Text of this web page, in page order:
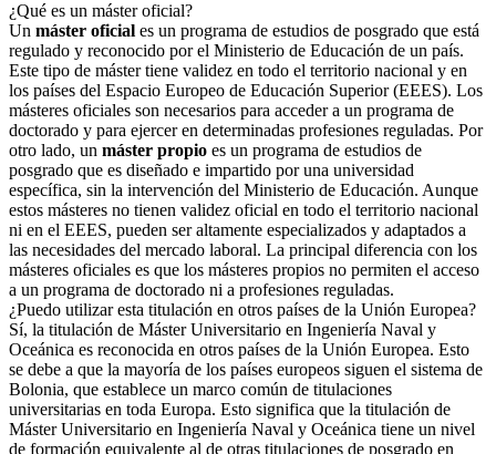
¿Qué es un máster oficial?
Un máster oficial es un programa de estudios de posgrado que está
regulado y reconocido por el Ministerio de Educación de un país.
Este tipo de máster tiene validez en todo el territorio nacional y en
los países del Espacio Europeo de Educación Superior (EEES). Los
másteres oficiales son necesarios para acceder a un programa de
doctorado y para ejercer en determinadas profesiones reguladas. Por
otro lado, un máster propio es un programa de estudios de
posgrado que es diseñado e impartido por una universidad
específica, sin la intervención del Ministerio de Educación. Aunque
estos másteres no tienen validez oficial en todo el territorio nacional
ni en el EEES, pueden ser altamente especializados y adaptados a
las necesidades del mercado laboral. La principal diferencia con los
másteres oficiales es que los másteres propios no permiten el acceso
a un programa de doctorado ni a profesiones reguladas.
¿Puedo utilizar esta titulación en otros países de la Unión Europea?
Sí, la titulación de Máster Universitario en Ingeniería Naval y
Oceánica es reconocida en otros países de la Unión Europea. Esto
se debe a que la mayoría de los países europeos siguen el sistema de
Bolonia, que establece un marco común de titulaciones
universitarias en toda Europa. Esto significa que la titulación de
Máster Universitario en Ingeniería Naval y Oceánica tiene un nivel
de formación equivalente al de otras titulaciones de posgrado en